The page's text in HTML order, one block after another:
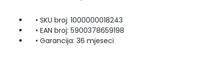
• SKU broj: 1000000018243
• EAN broj: 5900378659198
• Garancija: 36 mjeseci